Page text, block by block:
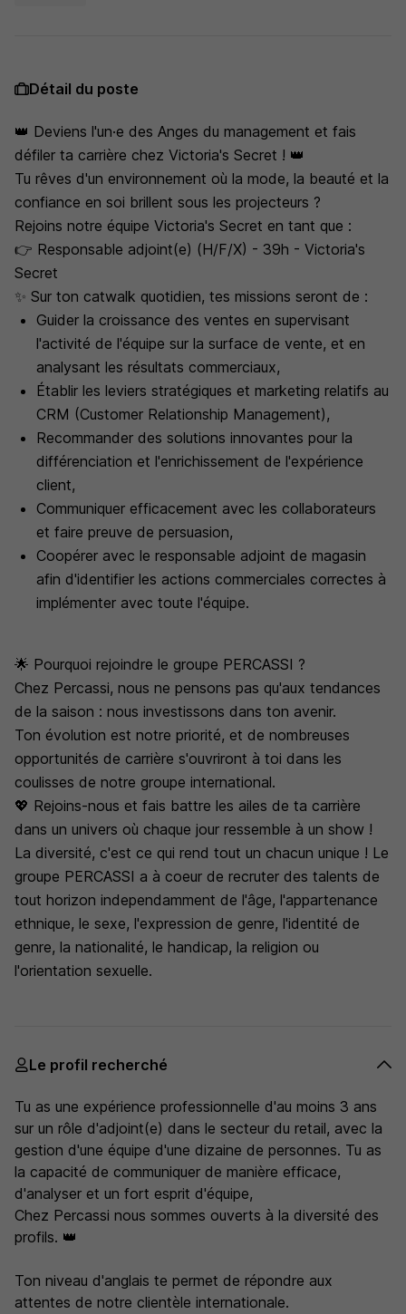
Détail du poste
👑 Deviens l'un·e des Anges du management et fais
défiler ta carrière chez Victoria's Secret ! 👑
Tu rêves d'un environnement où la mode, la beauté et la
confiance en soi brillent sous les projecteurs ?
Rejoins notre équipe Victoria's Secret en tant que :
👉 Responsable adjoint(e) (H/F/X) - 39h - Victoria's
Secret
✨ Sur ton catwalk quotidien, tes missions seront de :
Guider la croissance des ventes en supervisant
l'activité de l'équipe sur la surface de vente, et en
analysant les résultats commerciaux,
Établir les leviers stratégiques et marketing relatifs au
CRM (Customer Relationship Management),
Recommander des solutions innovantes pour la
différenciation et l'enrichissement de l'expérience
client,
Communiquer efficacement avec les collaborateurs
et faire preuve de persuasion,
Coopérer avec le responsable adjoint de magasin
afin d'identifier les actions commerciales correctes à
implémenter avec toute l'équipe.
🌟 Pourquoi rejoindre le groupe PERCASSI ?
Chez Percassi, nous ne pensons pas qu'aux tendances
de la saison : nous investissons dans ton avenir.
Ton évolution est notre priorité, et de nombreuses
opportunités de carrière s'ouvriront à toi dans les
coulisses de notre groupe international.
💖 Rejoins-nous et fais battre les ailes de ta carrière
dans un univers où chaque jour ressemble à un show !
La diversité, c'est ce qui rend tout un chacun unique ! Le
groupe PERCASSI a à coeur de recruter des talents de
tout horizon independamment de l'âge, l'appartenance
ethnique, le sexe, l'expression de genre, l'identité de
genre, la nationalité, le handicap, la religion ou
l'orientation sexuelle.
Le profil recherché
Tu as une expérience professionnelle d'au moins 3 ans
sur un rôle d'adjoint(e) dans le secteur du retail, avec la
gestion d'une équipe d'une dizaine de personnes. Tu as
la capacité de communiquer de manière efficace,
d'analyser et un fort esprit d'équipe,
Chez Percassi nous sommes ouverts à la diversité des
profils. 👑
Ton niveau d'anglais te permet de répondre aux
attentes de notre clientèle internationale.